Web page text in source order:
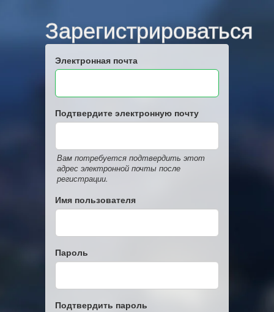
Зарегистрироваться
Электронная почта
Подтвердите электронную почту
Вам потребуется подтвердить этот
адрес электронной почты после
регистрации.
Имя пользователя
Пароль
Подтвердить пароль